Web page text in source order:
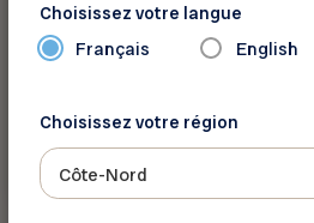
Avantages exclusifs et rabais
Choisissez votre langue
Français English
Choisissez votre région
Côte-Nord